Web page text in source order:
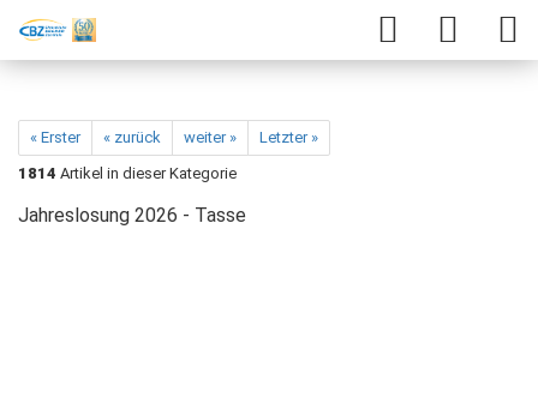
« Erster « zurück weiter »
Letzter »
1814 Artikel in dieser Kategorie
Jahreslosung 2026 - Tasse